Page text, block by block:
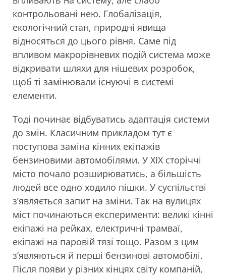
контрольовані нею. Глобалізація,
екологічний стан, природні явища
відносяться до цього рівня. Саме під
впливом макрорівневих подій система може
відкривати шляхи для нішевих розробок,
щоб ті замінювали існуючі в системі
елементи.
Тоді починає відбуватись адаптація системи
до змін. Класичним прикладом тут є
поступова заміна кінних екіпажів
бензиновими автомобілями. У XIX сторіччі
місто почало розширюватись, а більшість
людей все одно ходило пішки. У суспільстві
з’являється запит на зміни. Так на вулицях
міст починаються експерименти: великі кінні
екіпажі на рейках, електричні трамваї,
екіпажі на паровій тязі тощо. Разом з цим
з’являються й перші бензинові автомобілі.
Після появи у різних кінцях світу компаній,